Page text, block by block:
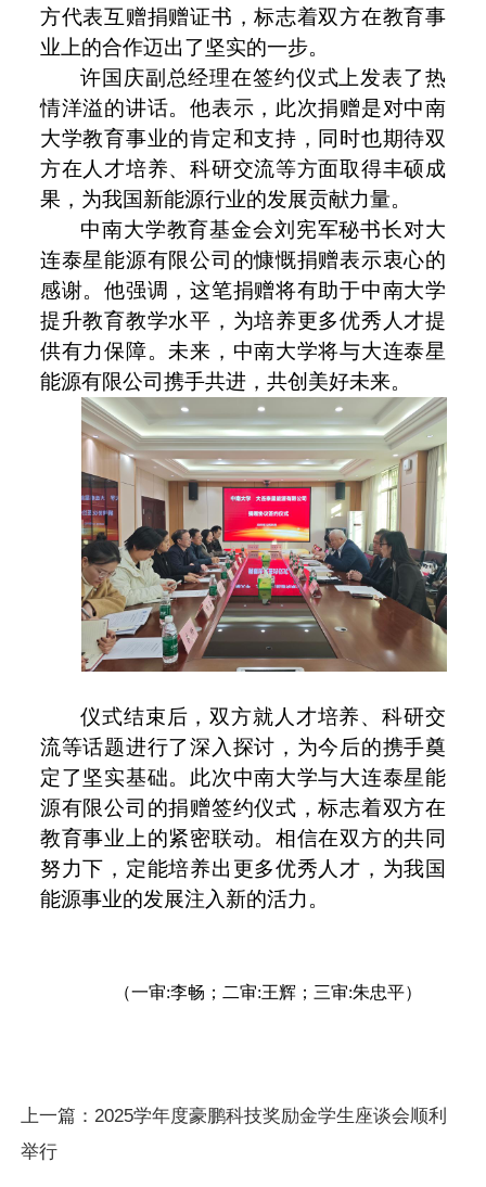
方代表互赠捐赠证书，标志着双方在教育事
业上的合作迈出了坚实的一步。
许国庆副总经理在签约仪式上发表了热
情洋溢的讲话。他表示，此次捐赠是对中南
大学教育事业的肯定和支持，同时也期待双
方在人才培养、科研交流等方面取得丰硕成
果，为我国新能源行业的发展贡献力量。
中南大学教育基金会刘宪军秘书长对大
连泰星能源有限公司的慷慨捐赠表示衷心的
感谢。他强调，这笔捐赠将有助于中南大学
提升教育教学水平，为培养更多优秀人才提
供有力保障。未来，中南大学将与大连泰星
能源有限公司携手共进，共创美好未来。
仪式结束后，双方就人才培养、科研交
流等话题进行了深入探讨，为今后的携手奠
定了坚实基础。此次中南大学与大连泰星能
源有限公司的捐赠签约仪式，标志着双方在
教育事业上的紧密联动。相信在双方的共同
努力下，定能培养出更多优秀人才，为我国
能源事业的发展注入新的活力。
（一审:李畅；二审:王辉；三审:朱忠平）
上一篇： 2025学年度豪鹏科技奖励金学生座谈会顺利
举行